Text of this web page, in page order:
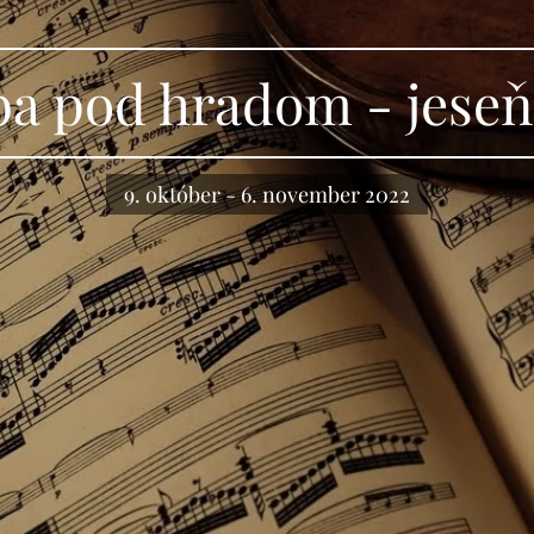
pod hradom -
9. október - 6. november 2022